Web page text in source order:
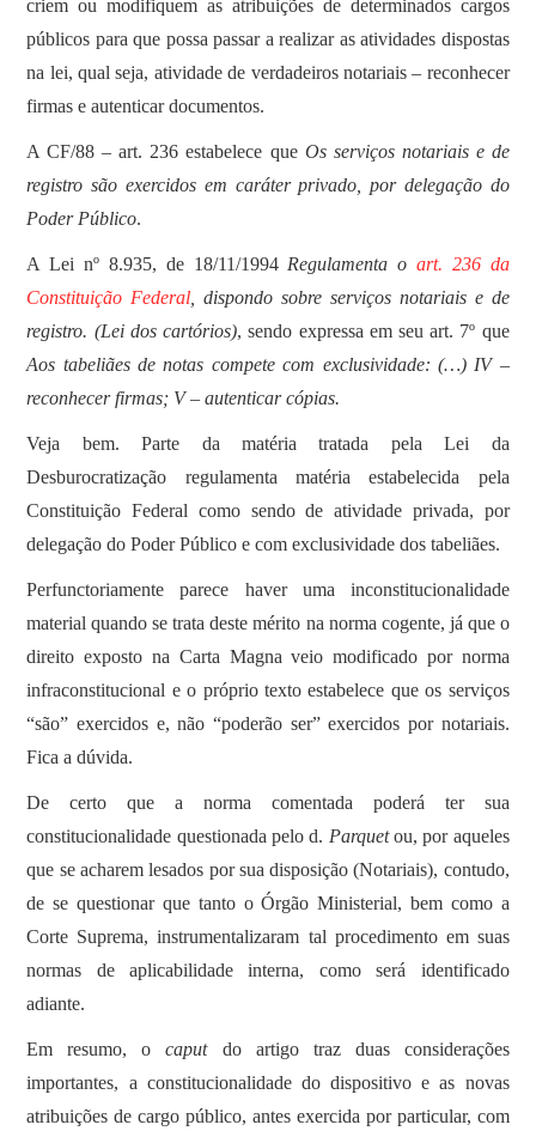
criem ou modifiquem as atribuições de determinados cargos
públicos para que possa passar a realizar as atividades dispostas
na lei, qual seja, atividade de verdadeiros notariais – reconhecer
firmas e autenticar documentos.
A CF/88 – art. 236 estabelece que Os serviços notariais e de
registro são exercidos em caráter privado, por delegação do
Poder Público.
A Lei nº 8.935, de 18/11/1994 Regulamenta o art. 236 da
Constituição Federal , dispondo sobre serviços notariais e de
registro. (Lei dos cartórios), sendo expressa em seu art. 7º que
Aos tabeliães de notas compete com exclusividade: (…) IV –
reconhecer firmas; V – autenticar cópias.
Veja bem. Parte da matéria tratada pela Lei da
Desburocratização regulamenta matéria estabelecida pela
Constituição Federal como sendo de atividade privada, por
delegação do Poder Público e com exclusividade dos tabeliães.
Perfunctoriamente parece haver uma inconstitucionalidade
material quando se trata deste mérito na norma cogente, já que o
direito exposto na Carta Magna veio modificado por norma
infraconstitucional e o próprio texto estabelece que os serviços
“são” exercidos e, não “poderão ser” exercidos por notariais.
Fica a dúvida.
De certo que a norma comentada poderá ter sua
constitucionalidade questionada pelo d. Parquetou, por aqueles
que se acharem lesados por sua disposição (Notariais), contudo,
de se questionar que tanto o Órgão Ministerial, bem como a
Corte Suprema, instrumentalizaram tal procedimento em suas
normas de aplicabilidade interna, como será identificado
adiante.
Em resumo, ocaput do artigo traz duas considerações
importantes, a constitucionalidade do dispositivo e as novas
atribuições de cargo público, antes exercida por particular, com